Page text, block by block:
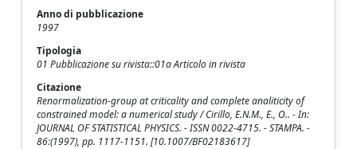
Anno di pubblicazione
1997
Tipologia
01 Pubblicazione su rivista::01a Articolo in rivista
Citazione
Renormalization-group at criticality and complete analiticity of
constrained model: a numerical study / Cirillo, E.N.M., E., O.. - In:
JOURNAL OF STATISTICAL PHYSICS. - ISSN 0022-4715. - STAMPA. -
86:(1997), pp. 1117-1151. [10.1007/BF02183617]